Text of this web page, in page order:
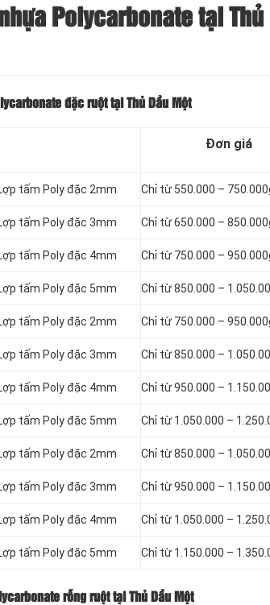
Polycarbonate tại Thủ
đặc ruột tại Thủ Dầu Một
Đơn giá
tấm Poly đặc 2mm Chỉ từ 550.000 –
tấm Poly đặc 3mm Chỉ từ 650.000 –
tấm Poly đặc 4mm Chỉ từ 750.000 –
tấm Poly đặc 5mm Chỉ từ 850.000 –
tấm Poly đặc 2mm Chỉ từ 750.000 –
tấm Poly đặc 3mm Chỉ từ 850.000 –
tấm Poly đặc 4mm Chỉ từ 950.000 –
tấm Poly đặc 5mm Chỉ từ 1.050.000 –
tấm Poly đặc 2mm Chỉ từ 850.000 –
tấm Poly đặc 3mm Chỉ từ 950.000 –
tấm Poly đặc 4mm Chỉ từ 1.050.000 –
tấm Poly đặc 5mm Chỉ từ 1.150.000 –
rỗng ruột tại Thủ Dầu Một